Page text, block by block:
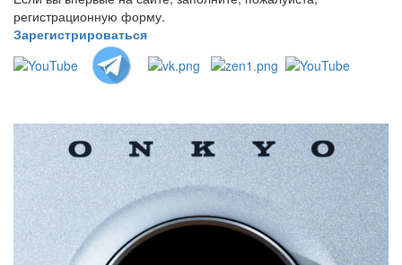
регистрационную форму.
Зарегистрироваться